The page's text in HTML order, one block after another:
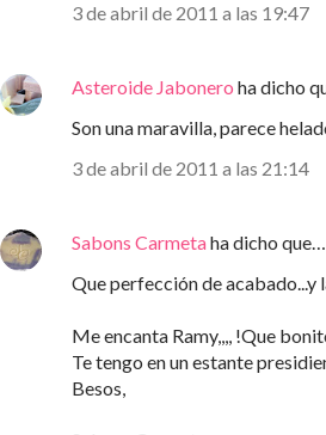
3 de abril de 2011 a las 19:47
Asteroide Jabonero ha dicho
Son una maravilla, parece
3 de abril de 2011 a las 21:14
Sabons Carmetaha dicho que…
Que perfección de acabado...y
Me encanta Ramy,,,, !Que
Te tengo en un estante
Besos,